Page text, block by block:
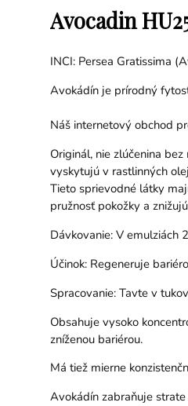
Avocadin
INCI: Persea Gratissima
Avokádín je prírodný
Náš internetový obchod
Originál, nie zlúčenina
vyskytujú v rastlinných
Tieto sprievodné látky
pružnosť pokožky a
Dávkovanie: V emulziách
Účinok: Regeneruje
Spracovanie: Tavte v
Obsahuje vysoko
zníženou bariérou.
Má tiež mierne
Avokádín zabraňuje